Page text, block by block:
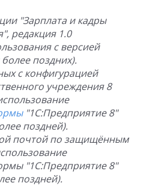
"Зарплата и кадры
редакция 1.0
с версией
поздних).
с конфигурацией
учреждения 8
"1С:Предприятие 8"
поздней).
почтой по защищённым
"1С:Предприятие 8"
поздней).